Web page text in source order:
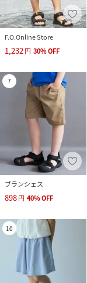
F.O.Online Store
1,232円 30%OFF
7
ブランシェス
898円 40%OFF
10